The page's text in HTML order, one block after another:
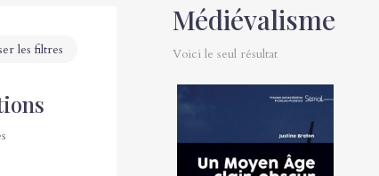
les filtres
Médiévalisme
Voici le seul résultat